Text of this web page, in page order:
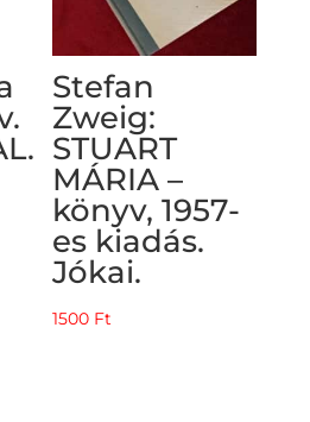
Stefan
Zweig:
STUART
MÁRIA –
könyv, 1957-
es kiadás.
Jókai.
1500 Ft